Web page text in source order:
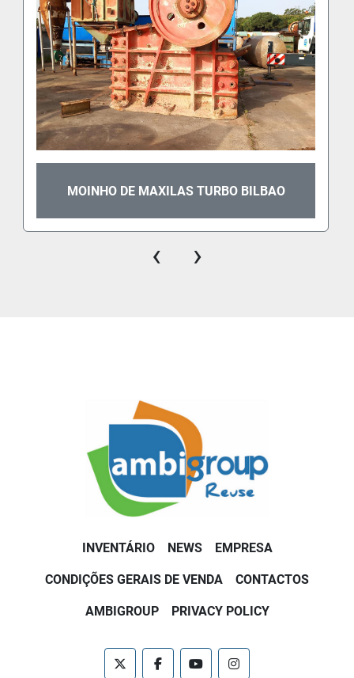
MOINHO DE MAXILAS TURBO BILBAO
‹ ›
INVENTÁRIO NEWS EMPRESA
CONDIÇÕES GERAIS DE VENDA CONTACTOS
AMBIGROUP PRIVACY POLICY
twitter facebookyoutubeinstagram